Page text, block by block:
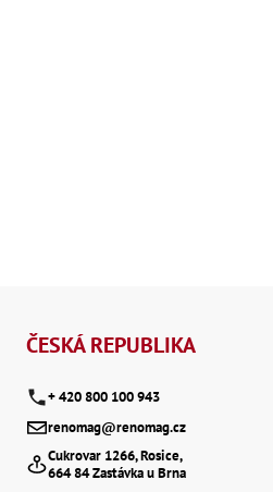
ČESKÁ REPUBLIKA
+ 420 800 100 943
renomag@renomag.cz
Cukrovar 1266, Rosice,
664 84 Zastávka u Brna